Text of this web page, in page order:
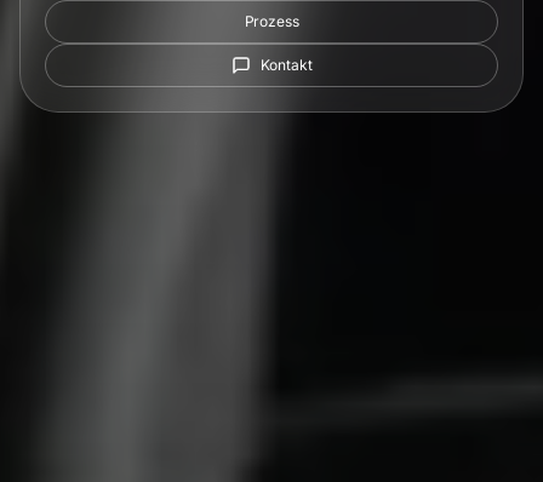
Prozess
Kontakt